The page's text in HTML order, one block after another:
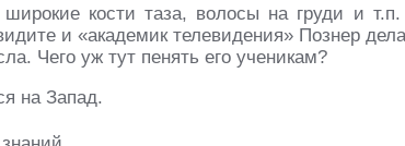
кости таза, волосы на груди и
и «академик телевидения» Познер
Чего уж тут пенять его ученикам?
на Запад.